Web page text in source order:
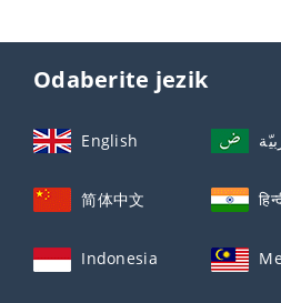
Odaberite jezik
English
简体中文
Indonesia